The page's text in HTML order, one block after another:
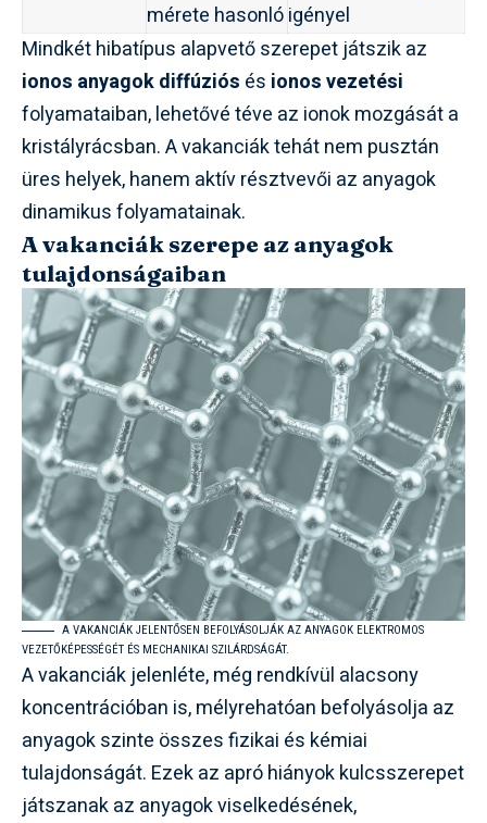
mérete hasonlóigényel
Mindkét hibatípus alapvető szerepet játszik az
ionos anyagok diffúziós és ionos vezetési
folyamataiban, lehetővé téve az ionok mozgását a
kristályrácsban. A vakanciák tehát nem pusztán
üres helyek, hanem aktív résztvevői az anyagok
dinamikus folyamatainak.
A vakanciák szerepe az anyagok
tulajdonságaiban
A VAKANCIÁK JELENTŐSEN BEFOLYÁSOLJÁK AZ ANYAGOK ELEKTROMOS
VEZETŐKÉPESSÉGÉT ÉS MECHANIKAI SZILÁRDSÁGÁT.
A vakanciák jelenléte, még rendkívül alacsony
koncentrációban is, mélyrehatóan befolyásolja az
anyagok szinte összes fizikai és kémiai
tulajdonságát. Ezek az apró hiányok kulcsszerepet
játszanak az anyagok viselkedésének,